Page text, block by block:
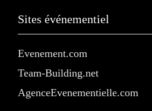
Sites événementiel
Evenement.com
Team-Building.net
AgenceEvenementielle.com